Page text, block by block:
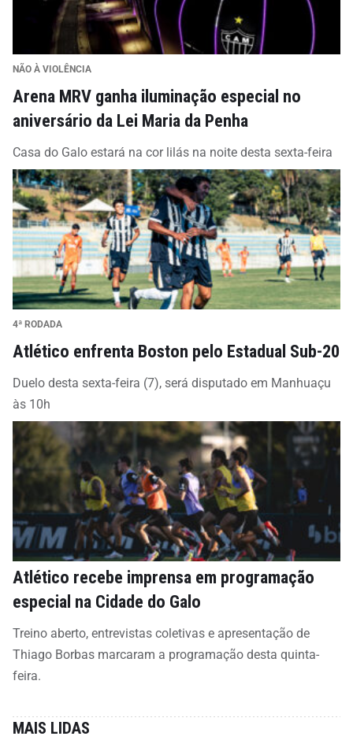
NÃO À VIOLÊNCIA
Arena MRV ganha iluminação especial no
aniversário da Lei Maria da Penha
Casa do Galo estará na cor lilás na noite desta sexta-feira
4ª RODADA
Atlético enfrenta Boston pelo Estadual Sub-20
Duelo desta sexta-feira (7), será disputado em Manhuaçu
às 10h
Atlético recebe imprensa em programação
especial na Cidade do Galo
Treino aberto, entrevistas coletivas e apresentação de
Thiago Borbas marcaram a programação desta quinta-
feira.
MAIS LIDAS